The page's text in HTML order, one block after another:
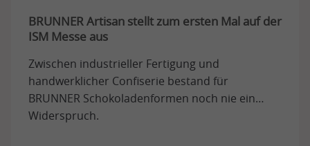
BRUNNER Artisan stellt zum ersten Mal auf der
ISM Messe aus
Zwischen industrieller Fertigung und
handwerklicher Confiserie bestand für
BRUNNER Schokoladenformen noch nie ein
Widerspruch.